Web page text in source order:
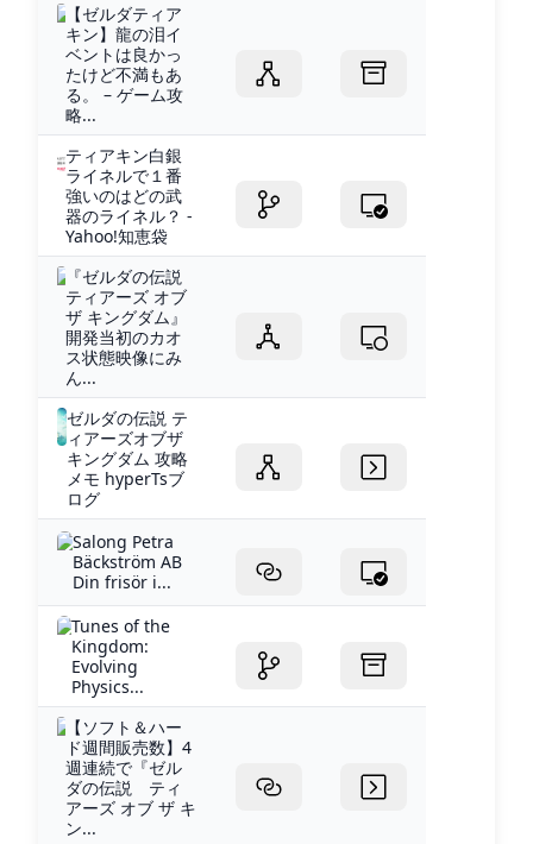
【ゼルダティア
キン】龍の泪イ
ベントは良かっ
たけど不満もあ
る。 – ゲーム攻
略...
ティアキン白銀
ライネルで１番
強いのはどの武
器のライネル？ -
Yahoo!知恵袋
『ゼルダの伝説
ティアーズ オブ
ザ キングダム』
開発当初のカオ
ス状態映像にみ
ん...
ゼルダの伝説 テ
ィアーズオブザ
キングダム 攻略
メモ hyperTsブ
ログ
Salong Petra
Bäckström AB
Din frisör i...
Tunes of the
Kingdom:
Evolving
Physics...
【ソフト＆ハー
ド週間販売数】4
週連続で『ゼル
ダの伝説 ティ
アーズ オブ ザ キ
ン...